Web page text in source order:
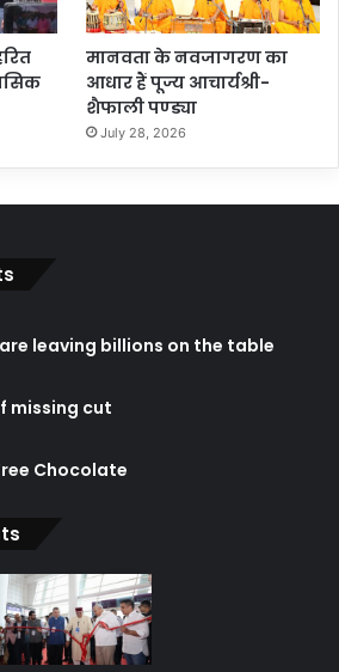
मानवता के नवजागरण का
आधार हैं पूज्य आचार्यश्री-
शैफाली पण्ड्या
July 28, 2026
leaving billions on the table
missing cut
Chocolate